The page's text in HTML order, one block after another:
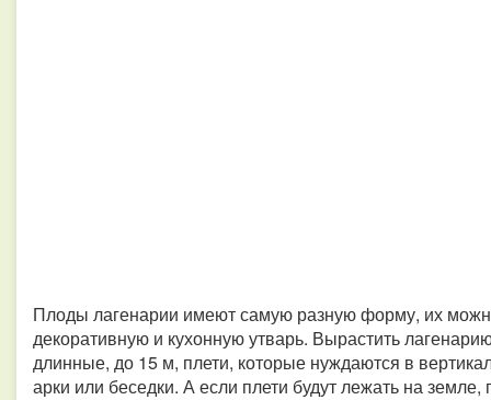
Плоды лагенарии имеют самую разную форму, их
декоративную и кухонную утварь. Вырастить
длинные, до 15 м, плети, которые нуждаются в
арки или беседки. А если плети будут лежать на земле,